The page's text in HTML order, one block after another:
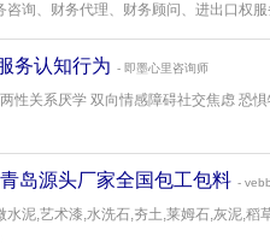
咨询、财务代理、财务顾问、进出口权
务认知行为 - 即墨心里咨询师
性关系厌学 双向情感障碍社交焦虑 恐
岛源头厂家全国包工包料 -
水泥,艺术漆,水洗石,夯土,莱姆石,灰泥,